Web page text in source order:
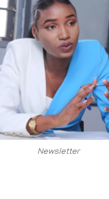
Newsletter